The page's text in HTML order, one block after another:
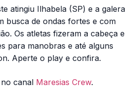
atingiu Ilhabela (SP) e a galera
busca de ondas fortes e com
Os atletas fizeram a cabeça e
para manobras e até alguns
Aperte o play e confira.
canal Maresias Crew.